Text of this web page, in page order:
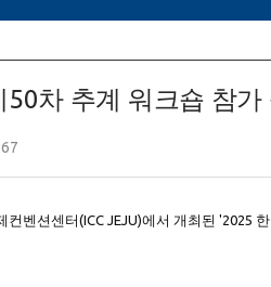
차 추계 워크숍 참가
벤션센터(ICC JEJU)에서 개최된